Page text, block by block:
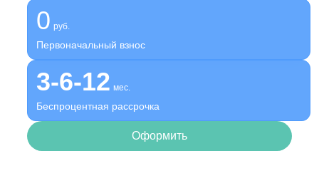
0 руб.
Первоначальный взнос
3-6-12 мес.
Беспроцентная рассрочка
Оформить